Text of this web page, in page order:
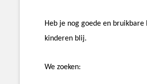
Heb je nog goede en
kinderen blij.
We zoeken: